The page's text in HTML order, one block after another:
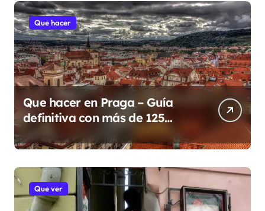
Que hacer
Que hacer en Praga – Guía
definitiva con más de 125
lugares y eventos para 2026
Que ver